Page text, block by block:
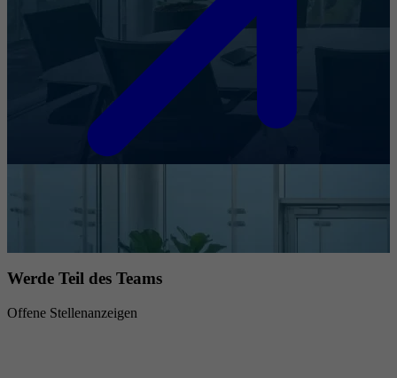
Werde Teil des Teams
Offene Stellenanzeigen